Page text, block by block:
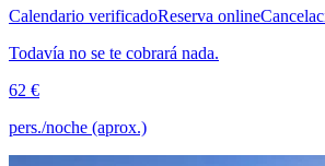
Calendario verificadoReserva online
Todavía no se te cobrará nada.
62 €
pers./noche (aprox.)